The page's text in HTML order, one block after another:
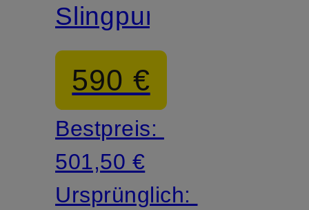
Slingpumps
590 €
Bestpreis:
501,50 €
Ursprünglich: